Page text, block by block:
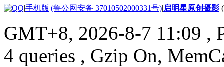
|手机版|(鲁公网安备 37010502000331号)|启明星原创摄影
GMT+8, 2026-8-7 11:09 ,
4 queries , Gzip On,